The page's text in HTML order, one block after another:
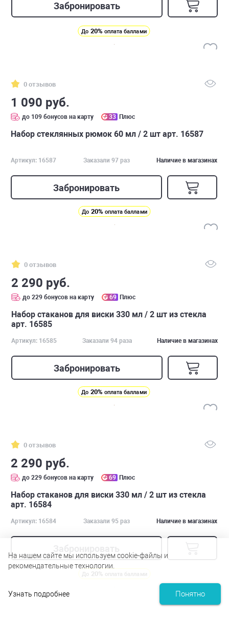
Забронировать
До 20% оплата баллами
0 отзывов
1 090 руб.
до 109 бонусов на карту 33 Плюс
Набор стеклянных рюмок 60 мл / 2 шт арт. 16587
Артикул: 16587 Заказали 97 раз Наличие в магазинах
Забронировать
До 20% оплата баллами
0 отзывов
2 290 руб.
до 229 бонусов на карту 69 Плюс
Набор стаканов для виски 330 мл / 2 шт из стекла
арт. 16585
Артикул: 16585 Заказали 94 раза Наличие в магазинах
Забронировать
До 20% оплата баллами
0 отзывов
2 290 руб.
до 229 бонусов на карту 69 Плюс
Набор стаканов для виски 330 мл / 2 шт из стекла
арт. 16584
Артикул: 16584 Заказали 95 раз Наличие в магазинах
До 20% оплата баллами
На нашем сайте мы используем cookie-файлы и
рекомендательные технологии.
Узнать подробнее Понятно